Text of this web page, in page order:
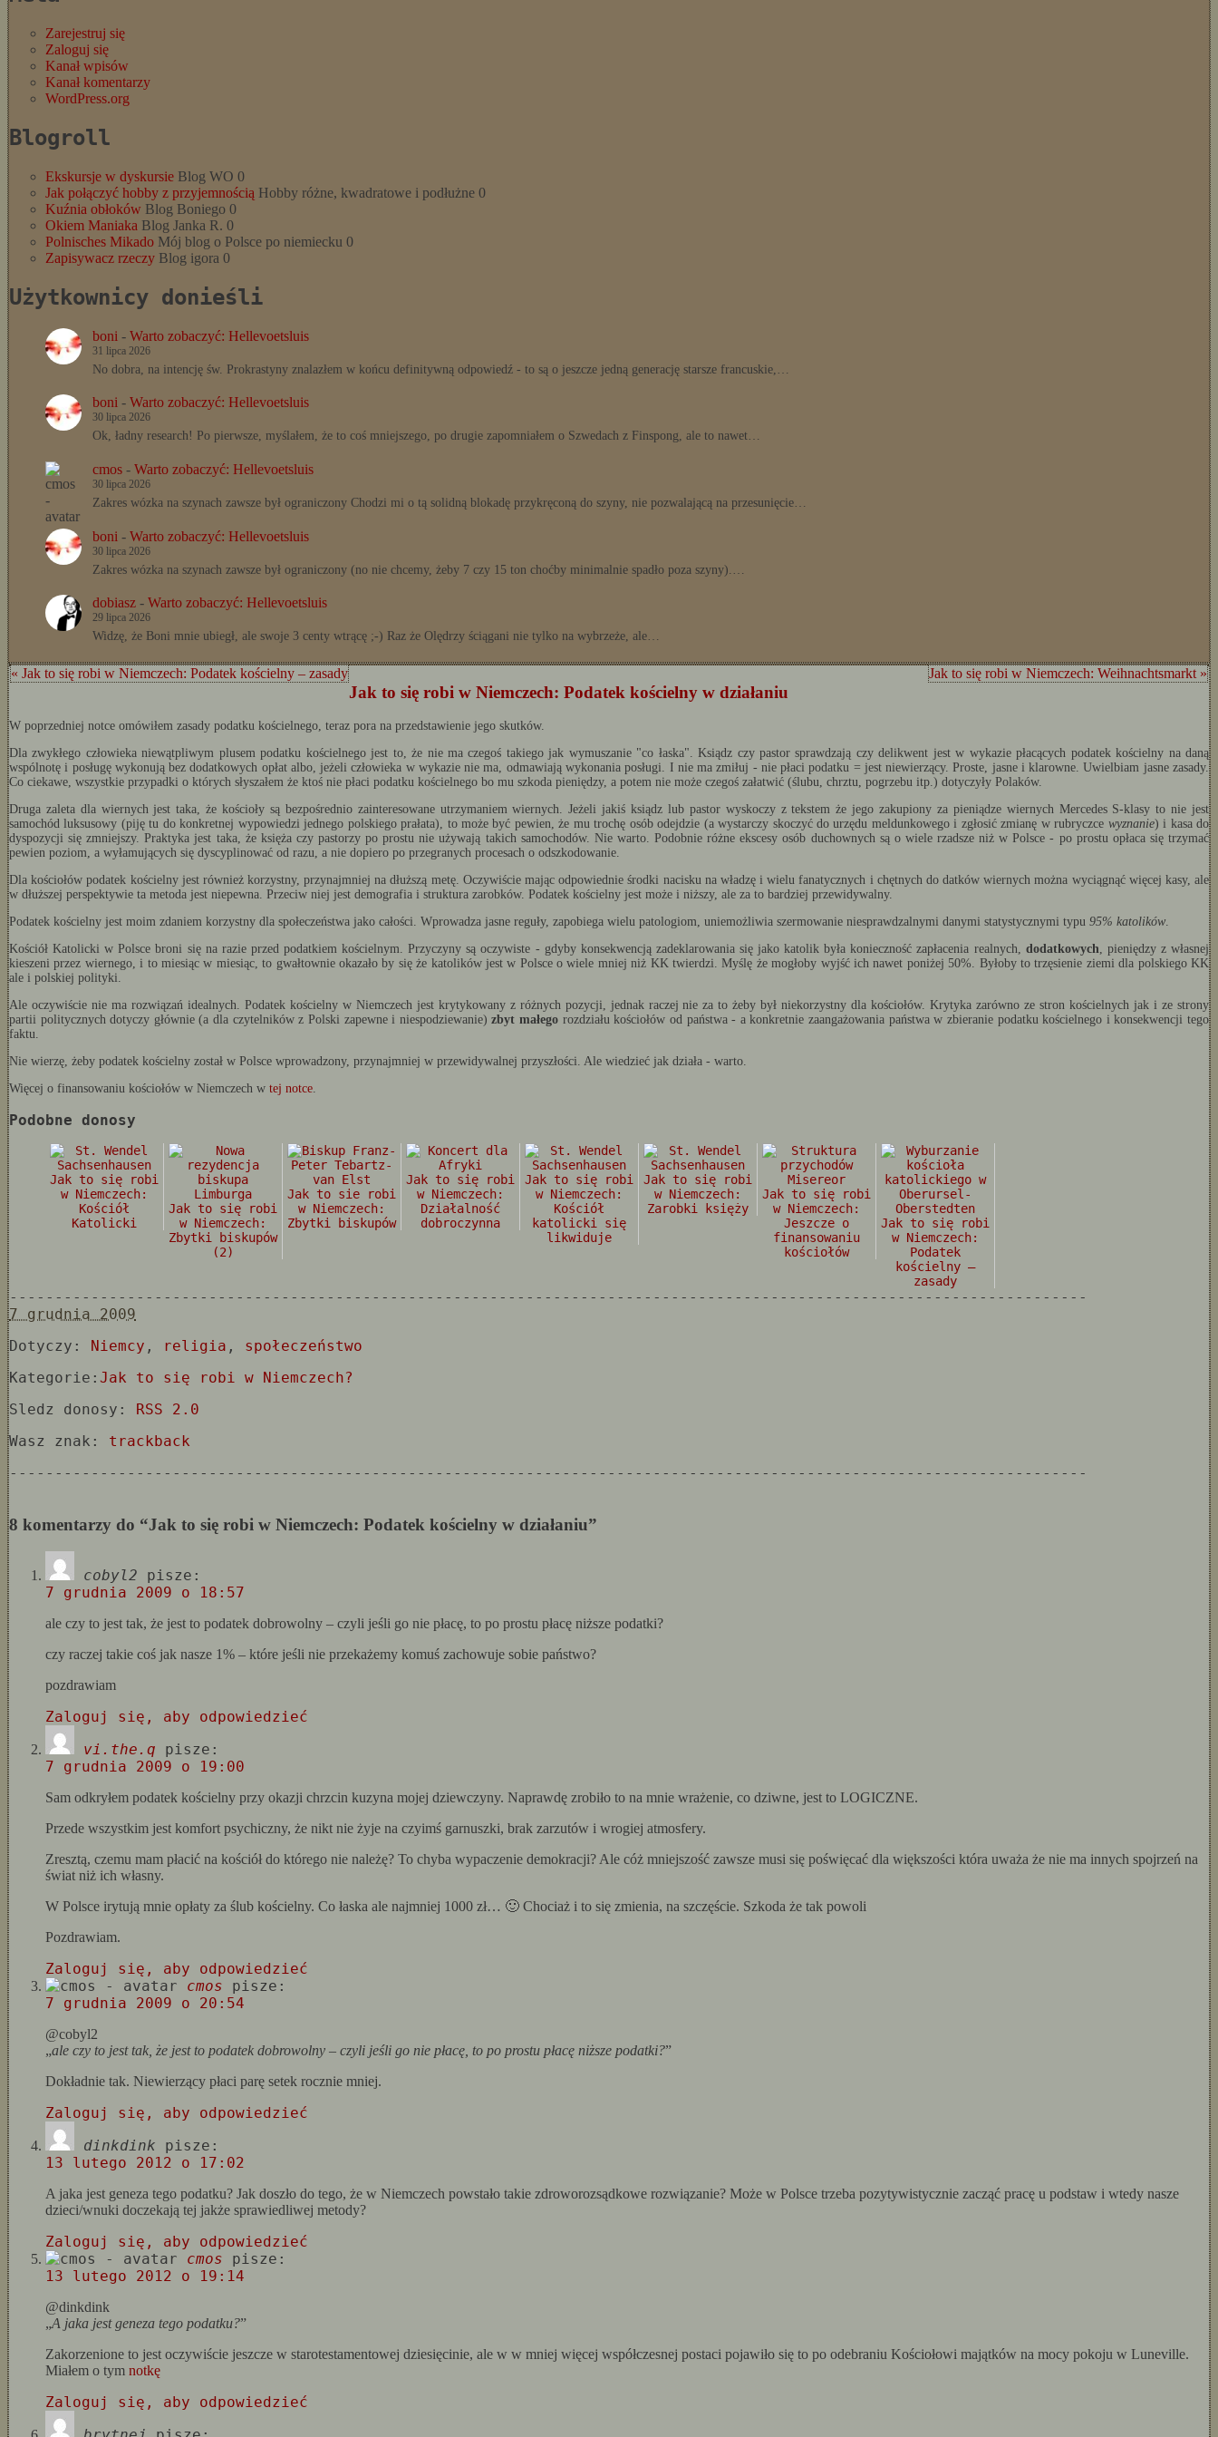
Zarejestruj się
Zaloguj się
Kanał wpisów
Kanał komentarzy
WordPress.org
Blogroll
Ekskursje w dyskursie Blog WO 0
Jak połączyć hobby z przyjemnością Hobby różne, kwadratowe i podłużne 0
Kuźnia obłoków Blog Boniego 0
Okiem Maniaka Blog Janka R. 0
Polnisches Mikado Mój blog o Polsce po niemiecku 0
Zapisywacz rzeczy Blog igora 0
Użytkownicy donieśli
boni - Warto zobaczyć: Hellevoetsluis
31 lipca 2026
No dobra, na intencję św. Prokrastyny znalazłem w końcu definitywną odpowiedź - to są o jeszcze jedną generację starsze francuskie,…
boni - Warto zobaczyć: Hellevoetsluis
30 lipca 2026
Ok, ładny research! Po pierwsze, myślałem, że to coś mniejszego, po drugie zapomniałem o Szwedach z Finspong, ale to nawet…
cmos - Warto zobaczyć: Hellevoetsluis
30 lipca 2026
Zakres wózka na szynach zawsze był ograniczony Chodzi mi o tą solidną blokadę przykręconą do szyny, nie pozwalającą na przesunięcie…
boni - Warto zobaczyć: Hellevoetsluis
30 lipca 2026
Zakres wózka na szynach zawsze był ograniczony (no nie chcemy, żeby 7 czy 15 ton choćby minimalnie spadło poza szyny).…
dobiasz - Warto zobaczyć: Hellevoetsluis
29 lipca 2026
Widzę, że Boni mnie ubiegł, ale swoje 3 centy wtrącę ;-) Raz że Olędrzy ściągani nie tylko na wybrzeże, ale…
« Jak to się robi w Niemczech: Podatek kościelny – zasady Jak to się robi w Niemczech: Weihnachtsmarkt »
Jak to się robi w Niemczech: Podatek kościelny w działaniu
W poprzedniej notce omówiłem zasady podatku kościelnego, teraz pora na przedstawienie jego skutków.
Dla zwykłego człowieka niewątpliwym plusem podatku kościelnego jest to, że nie ma czegoś takiego jak wymuszanie "co łaska". Ksiądz czy pastor sprawdzają czy delikwent jest w wykazie płacących podatek kościelny na daną
wspólnotę i posługę wykonują bez dodatkowych opłat albo, jeżeli człowieka w wykazie nie ma, odmawiają wykonania posługi. I nie ma zmiłuj - nie płaci podatku = jest niewierzący. Proste, jasne i klarowne. Uwielbiam jasne zasady.
Co ciekawe, wszystkie przypadki o których słyszałem że ktoś nie płaci podatku kościelnego bo mu szkoda pieniędzy, a potem nie może czegoś załatwić (ślubu, chrztu, pogrzebu itp.) dotyczyły Polaków.
Druga zaleta dla wiernych jest taka, że kościoły są bezpośrednio zainteresowane utrzymaniem wiernych. Jeżeli jakiś ksiądz lub pastor wyskoczy z tekstem że jego zakupiony za pieniądze wiernych Mercedes S-klasy to nie jest
samochód luksusowy (piję tu do konkretnej wypowiedzi jednego polskiego prałata), to może być pewien, że mu trochę osób odejdzie (a wystarczy skoczyć do urzędu meldunkowego i zgłosić zmianę w rubryczce wyznanie) i kasa do
dyspozycji się zmniejszy. Praktyka jest taka, że księża czy pastorzy po prostu nie używają takich samochodów. Nie warto. Podobnie różne ekscesy osób duchownych są o wiele rzadsze niż w Polsce - po prostu opłaca się trzymać
pewien poziom, a wyłamujących się dyscyplinować od razu, a nie dopiero po przegranych procesach o odszkodowanie.
Dla kościołów podatek kościelny jest również korzystny, przynajmniej na dłuższą metę. Oczywiście mając odpowiednie środki nacisku na władzę i wielu fanatycznych i chętnych do datków wiernych można wyciągnąć więcej kasy, ale
w dłuższej perspektywie ta metoda jest niepewna. Przeciw niej jest demografia i struktura zarobków. Podatek kościelny jest może i niższy, ale za to bardziej przewidywalny.
Podatek kościelny jest moim zdaniem korzystny dla społeczeństwa jako całości. Wprowadza jasne reguły, zapobiega wielu patologiom, uniemożliwia szermowanie niesprawdzalnymi danymi statystycznymi typu 95% katolików.
Kościół Katolicki w Polsce broni się na razie przed podatkiem kościelnym. Przyczyny są oczywiste - gdyby konsekwencją zadeklarowania się jako katolik była konieczność zapłacenia realnych, dodatkowych, pieniędzy z własnej
kieszeni przez wiernego, i to miesiąc w miesiąc, to gwałtownie okazało by się że katolików jest w Polsce o wiele mniej niż KK twierdzi. Myślę że mogłoby wyjść ich nawet poniżej 50%. Byłoby to trzęsienie ziemi dla polskiego KK
ale i polskiej polityki.
Ale oczywiście nie ma rozwiązań idealnych. Podatek kościelny w Niemczech jest krytykowany z różnych pozycji, jednak raczej nie za to żeby był niekorzystny dla kościołów. Krytyka zarówno ze stron kościelnych jak i ze strony
partii politycznych dotyczy głównie (a dla czytelników z Polski zapewne i niespodziewanie)zbyt małego rozdziału kościołów od państwa - a konkretnie zaangażowania państwa w zbieranie podatku kościelnego i konsekwencji tego
faktu.
Nie wierzę, żeby podatek kościelny został w Polsce wprowadzony, przynajmniej w przewidywalnej przyszłości. Ale wiedzieć jak działa - warto.
Więcej o finansowaniu kościołów w Niemczech w tej notce.
Podobne donosy
Jak to się robi
w Niemczech:
Kościół
Katolicki
Jak to się robi
w Niemczech:
Zbytki biskupów
(2)
Jak to sie robi
w Niemczech:
Zbytki biskupów
Jak to się robi
w Niemczech:
Działalność
dobroczynna
Jak to się robi
w Niemczech:
Kościół
katolicki się
likwiduje
Jak to się robi
w Niemczech:
Zarobki księży
Jak to się robi
w Niemczech:
Jeszcze o
finansowaniu
kościołów
Jak to się robi
w Niemczech:
Podatek
kościelny –
zasady
-----------------------------------------------------------------------------------------------------------------------
7 grudnia 2009
Dotyczy: Niemcy , religia , społeczeństwo
Kategorie: Jak to się robi w Niemczech?
Sledz donosy: RSS 2.0
Wasz znak: trackback
-----------------------------------------------------------------------------------------------------------------------
8 komentarzy do “Jak to się robi w Niemczech: Podatek kościelny w działaniu”
cobyl2
pisze:
7 grudnia 2009 o 18:57
ale czy to jest tak, że jest to podatek dobrowolny – czyli jeśli go nie płacę, to po prostu płacę niższe podatki?
czy raczej takie coś jak nasze 1% – które jeśli nie przekażemy komuś zachowuje sobie państwo?
pozdrawiam
Zaloguj się, aby odpowiedzieć
vi.the.q
pisze:
7 grudnia 2009 o 19:00
Sam odkryłem podatek kościelny przy okazji chrzcin kuzyna mojej dziewczyny. Naprawdę zrobiło to na mnie wrażenie, co dziwne, jest to LOGICZNE.
Przede wszystkim jest komfort psychiczny, że nikt nie żyje na czyimś garnuszki, brak zarzutów i wrogiej atmosfery.
Zresztą, czemu mam płacić na kościół do którego nie należę? To chyba wypaczenie demokracji? Ale cóż mniejszość zawsze musi się poświęcać dla większości która uważa że nie ma innych spojrzeń na
świat niż ich własny.
W Polsce irytują mnie opłaty za ślub kościelny. Co łaska ale najmniej 1000 zł… 🙂 Chociaż i to się zmienia, na szczęście. Szkoda że tak powoli
Pozdrawiam.
Zaloguj się, aby odpowiedzieć
cmos
pisze:
7 grudnia 2009 o 20:54
@cobyl2
„ale czy to jest tak, że jest to podatek dobrowolny – czyli jeśli go nie płacę, to po prostu płacę niższe podatki?”
Dokładnie tak. Niewierzący płaci parę setek rocznie mniej.
Zaloguj się, aby odpowiedzieć
dinkdink
pisze:
13 lutego 2012 o 17:02
A jaka jest geneza tego podatku? Jak doszło do tego, że w Niemczech powstało takie zdroworozsądkowe rozwiązanie? Może w Polsce trzeba pozytywistycznie zacząć pracę u podstaw i wtedy nasze
dzieci/wnuki doczekają tej jakże sprawiedliwej metody?
Zaloguj się, aby odpowiedzieć
cmos
pisze:
13 lutego 2012 o 19:14
@dinkdink
„A jaka jest geneza tego podatku?”
Zakorzenione to jest oczywiście jeszcze w starotestamentowej dziesięcinie, ale w w mniej więcej współczesnej postaci pojawiło się to po odebraniu Kościołowi majątków na mocy pokoju w Luneville.
Miałem o tym notkę
Zaloguj się, aby odpowiedzieć